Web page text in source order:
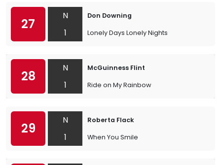
27
N
1
Don Downing
Lonely Days Lonely Nights
28
N
1
McGuinness Flint
Ride on My Rainbow
29
N
1
Roberta Flack
When You Smile